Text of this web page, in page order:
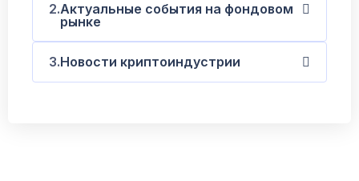
Актуальные события на фондовом
рынке
Новости криптоиндустрии